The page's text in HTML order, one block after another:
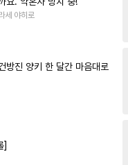
세 야히로
방진 양키 한 달간 마음대로
]